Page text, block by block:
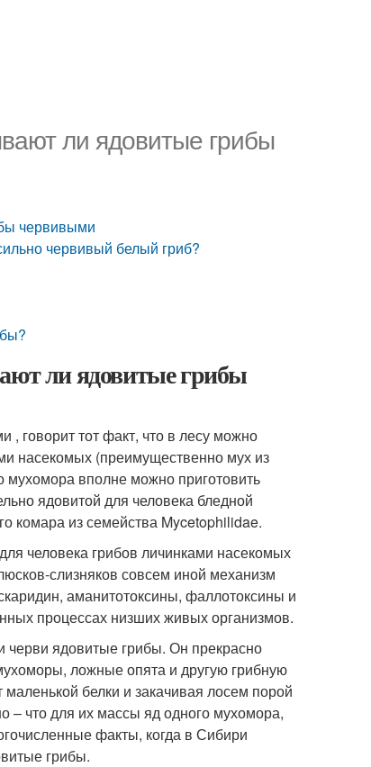
ли ядовитые грибы
червивыми
червивый белый гриб?
ли ядовитые грибы
говорит тот факт, что в лесу можно
насекомых (преимущественно мух из
вполне можно приготовить
ядовитой для человека бледной
комара из семейства Mycetophilidae.
человека грибов личинками насекомых
слизняков совсем иной механизм
аманитотоксины, фаллотоксины и
процессах низших живых организмов.
черви ядовитые грибы. Он прекрасно
ложные опята и другую грибную
белки и закачивая лосем порой
– что для их массы яд одного мухомора,
факты, когда в Сибири
грибы.